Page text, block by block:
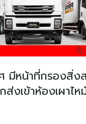
มีหน้าที่กรองสิ่ง
งเข้าห้องเผาไห